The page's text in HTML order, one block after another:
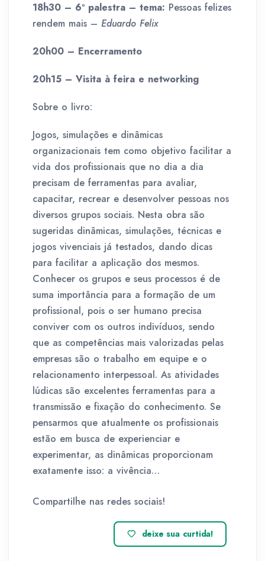
18h30 – 6º palestra – tema: Pessoas felizes
rendem mais – Eduardo Felix
20h00 – Encerramento
20h15 – Visita à feira e networking
Sobre o livro:
Jogos, simulações e dinâmicas
organizacionais tem como objetivo facilitar a
vida dos profissionais que no dia a dia
precisam de ferramentas para avaliar,
capacitar, recrear e desenvolver pessoas nos
diversos grupos sociais. Nesta obra são
sugeridas dinâmicas, simulações, técnicas e
jogos vivenciais já testados, dando dicas
para facilitar a aplicação dos mesmos.
Conhecer os grupos e seus processos é de
suma importância para a formação de um
profissional, pois o ser humano precisa
conviver com os outros indivíduos, sendo
que as competências mais valorizadas pelas
empresas são o trabalho em equipe e o
relacionamento interpessoal. As atividades
lúdicas são excelentes ferramentas para a
transmissão e fixação do conhecimento. Se
pensarmos que atualmente os profissionais
estão em busca de experienciar e
experimentar, as dinâmicas proporcionam
exatamente isso: a vivência…
Compartilhe nas redes sociais!
deixe sua curtida!